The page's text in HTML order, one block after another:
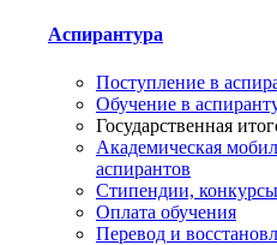
Аспирантура
Поступление в
Обучение в
Государственная
Академическая
аспирантов
Стипендии,
Оплата обучения
Перевод и